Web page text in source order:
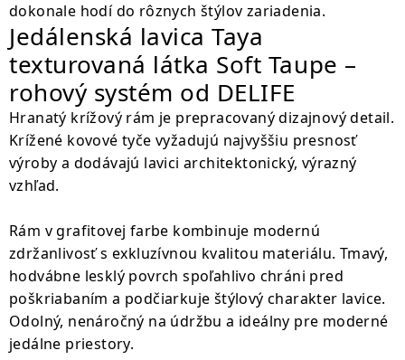
dokonale hodí do rôznych štýlov zariadenia.
Jedálenská lavica Taya
texturovaná látka Soft Taupe –
rohový systém od DELIFE
Hranatý krížový rám je prepracovaný dizajnový detail.
Krížené kovové tyče vyžadujú najvyššiu presnosť
výroby a dodávajú lavici architektonický, výrazný
vzhľad.
Rám v grafitovej farbe kombinuje modernú
zdržanlivosť s exkluzívnou kvalitou materiálu. Tmavý,
hodvábne lesklý povrch spoľahlivo chráni pred
poškriabaním a podčiarkuje štýlový charakter lavice.
Odolný, nenáročný na údržbu a ideálny pre moderné
jedálne priestory.